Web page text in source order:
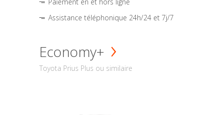
Assistance téléphonique 24h/24 et 7j/7
Economy+
Toyota Prius Plus ou similaire